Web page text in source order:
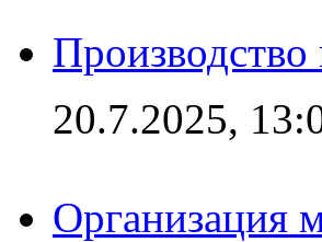
Производство
20.7.2025,
Организация